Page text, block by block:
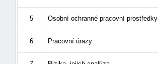
5 Osobní ochranné pracovní prostředky
6 Pracovní úrazy